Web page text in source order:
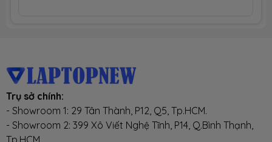
Giao dịch an toàn, đảm bảo và tin cậy 100%
✦ Mua hàng kiểu USA và Deal Giá Mua.
Trụ sở chính:
- Showroom 1: 29 Tân Thành, P12, Q5, Tp.HCM.
- Showroom 2: 399 Xô Viết Nghệ Tĩnh, P14, Q.Bình Thạnh,
Tp.HCM.